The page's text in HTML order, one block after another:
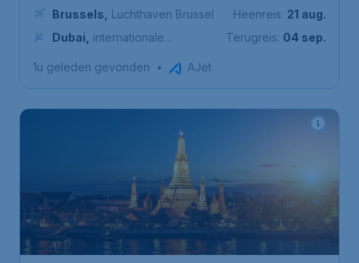
Brussels
Luchthaven Brussel
Dubai
internationale
Heenreis: 21 aug.
Terugreis: 04 sep.
1u geleden gevonden • AJet